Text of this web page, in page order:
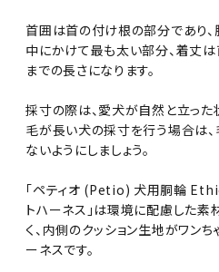
首囲は首の付け根の部分であり
中にかけて最も太い部分、着丈
までの長さになります。
採寸の際は、愛犬が自然と立った
毛が長い犬の採寸を行う場合は
ないようにしましょう。
「ペティオ (Petio) 犬用胴輪
トハーネス」は環境に配慮した
く、内側のクッション生地がワン
ーネスです。